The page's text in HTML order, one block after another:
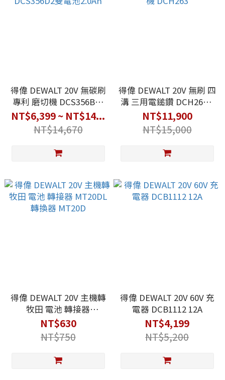
得偉 DEWALT 20V 無碳刷
專利 磨切機 DCS356B空
機 DCS356D2雙電池
2.0Ah
NT$6,399 ~ NT$14...
NT$14,670
得偉 DEWALT 20V 無刷 四
溝 三用電鎚鑽 DCH263N
空機 DCH263
NT$11,900
NT$15,000
得偉 DEWALT 20V 主機轉
牧田 電池 轉接器
MT20DL 轉換器 MT20D
NT$630
NT$750
得偉 DEWALT 20V 60V 充
電器 DCB1112 12A
NT$4,199
NT$5,200